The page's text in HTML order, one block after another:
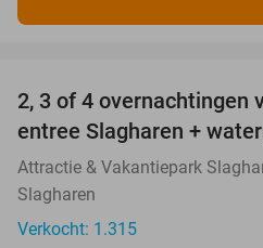
2, 3 of 4 overnachtingen
entree Slagharen +
Attractie & Vakantiepark
Slagharen
Verkocht: 1.315